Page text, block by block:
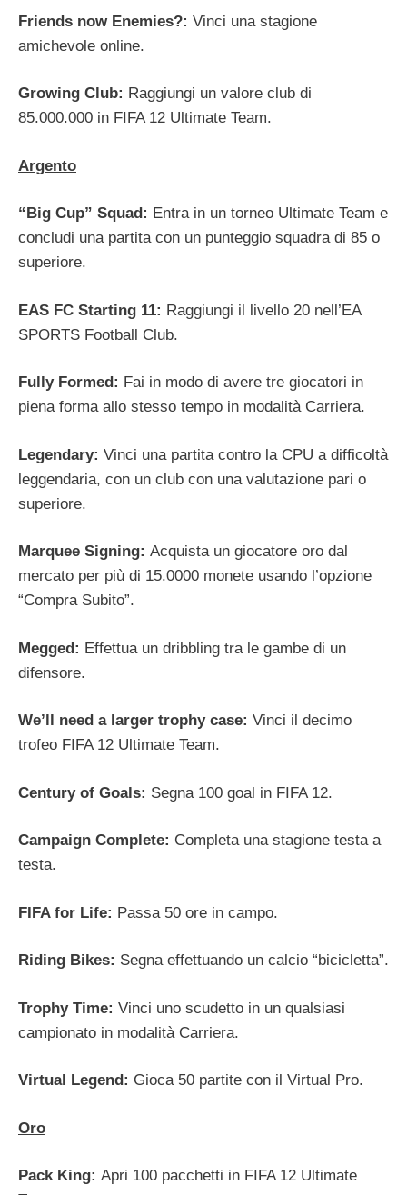
Friends now Enemies?: Vinci una stagione
amichevole online.
Growing Club: Raggiungi un valore club di
85.000.000 in FIFA 12 Ultimate Team.
Argento
“Big Cup” Squad: Entra in un torneo Ultimate Team e
concludi una partita con un punteggio squadra di 85 o
superiore.
EAS FC Starting 11: Raggiungi il livello 20 nell’EA
SPORTS Football Club.
Fully Formed: Fai in modo di avere tre giocatori in
piena forma allo stesso tempo in modalità Carriera.
Legendary: Vinci una partita contro la CPU a difficoltà
leggendaria, con un club con una valutazione pari o
superiore.
Marquee Signing: Acquista un giocatore oro dal
mercato per più di 15.0000 monete usando l’opzione
“Compra Subito”.
Megged: Effettua un dribbling tra le gambe di un
difensore.
We’ll need a larger trophy case: Vinci il decimo
trofeo FIFA 12 Ultimate Team.
Century of Goals: Segna 100 goal in FIFA 12.
Campaign Complete: Completa una stagione testa a
testa.
FIFA for Life: Passa 50 ore in campo.
Riding Bikes: Segna effettuando un calcio “bicicletta”.
Trophy Time: Vinci uno scudetto in un qualsiasi
campionato in modalità Carriera.
Virtual Legend: Gioca 50 partite con il Virtual Pro.
Oro
Pack King: Apri 100 pacchetti in FIFA 12 Ultimate